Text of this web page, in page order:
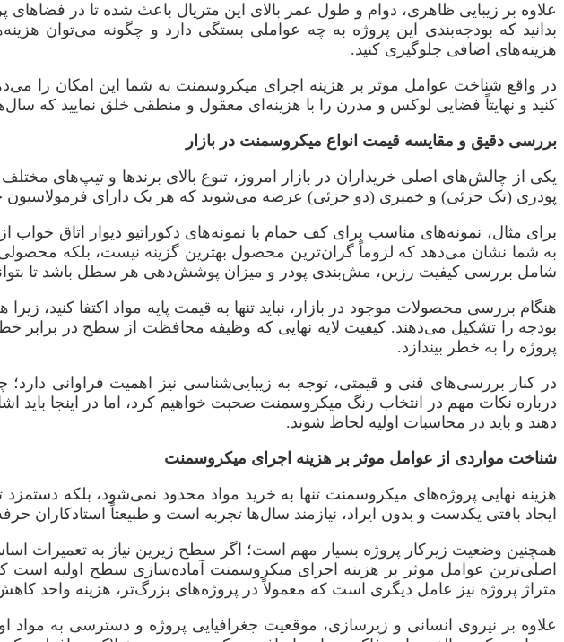
علاوه بر زیبایی ظاهری، دوام و طول عمر بالای این متریال باعث شده تا در فضاهای
بدانید که بودجه‌بندی این پروژه به چه عواملی بستگی دارد و چگونه می‌توان
هزینه‌های اضافی جلوگیری کنید.
در واقع شناخت عوامل موثر بر هزینه اجرای میکروسمنت به شما این امکان را
کنید و نهایتاً فضایی لوکس و مدرن را با هزینه‌ای معقول و منطقی خلق نمایید که
بررسی دقیق و مقایسه قیمت انواع میکروسمنت در بازار
یکی از چالش‌های اصلی خریداران در بازار امروز، تنوع بالای برندها و تیپ‌های
پودری (تک جزئی) و خمیری (دو جزئی) عرضه می‌شوند که هر یک دارای
برای مثال، نمونه‌های مناسب برای کف حمام با نمونه‌های دکوراتیو دیوار اتاق
به شما نشان می‌دهد که لزوماً گران‌ترین محصول بهترین گزینه نیست، بلکه محصولی
شامل بررسی کیفیت رزین، مش‌بندی پودر و میزان پوشش‌دهی هر سطل باشد تا بتوانید
هنگام بررسی محصولات موجود در بازار، نباید تنها به قیمت پایه مواد اکتفا کنید،
بودجه را تشکیل می‌دهند. کیفیت لایه نهایی که وظیفه محافظت از سطح در برابر
پروژه را به خطر بیندازد.
در کنار بررسی‌های فنی و قیمتی، توجه به زیبایی‌شناسی نیز اهمیت فراوانی
درباره نکات مهم در انتخاب رنگ میکروسمنت صحبت خواهیم کرد، اما در اینجا
دهند و باید در محاسبات اولیه لحاظ شوند.
شناخت مواردی از عوامل موثر بر هزینه اجرای میکروسمنت
هزینه نهایی پروژه‌های میکروسمنت تنها به خرید مواد محدود نمی‌شود، بلکه
ایجاد بافتی یکدست و بدون ایراد، نیازمند سال‌ها تجربه است و طبیعتاً استادکاران
همچنین وضعیت زیرکار پروژه بسیار مهم است؛ اگر سطح زیرین نیاز به تعمیرات
اصلی‌ترین عوامل موثر بر هزینه اجرای میکروسمنت آماده‌سازی سطح اولیه است
متراژ پروژه نیز عامل دیگری است که معمولاً در پروژه‌های بزرگ‌تر، هزینه واحد
علاوه بر نیروی انسانی و زیرسازی، موقعیت جغرافیایی پروژه و دسترسی به مواد